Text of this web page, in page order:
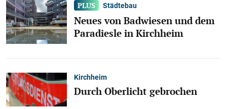
Städtebau
Neues von Badwiesen und dem
Paradiesle in Kirchheim
Kirchheim
Durch Oberlicht gebrochen